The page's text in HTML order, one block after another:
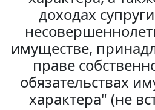
доходах
имуществе,
праве
обязательствах
характера" (не